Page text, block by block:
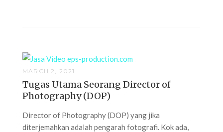
MARCH 2, 2021
Tugas Utama Seorang Director of
Photography (DOP)
Director of Photography (DOP) yang jika
diterjemahkan adalah pengarah fotografi. Kok ada,